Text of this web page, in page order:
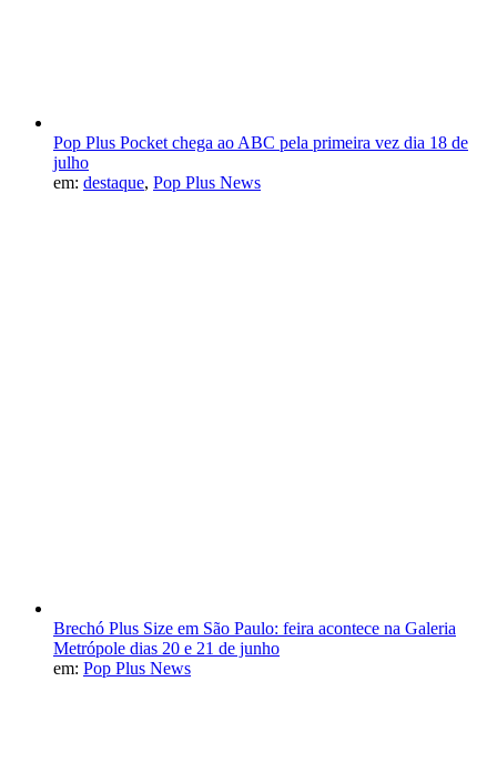
Pop Plus Pocket chega ao ABC pela primeira vez dia 18 de
julho
em: destaque, Pop Plus News
Brechó Plus Size em São Paulo: feira acontece na Galeria
Metrópole dias 20 e 21 de junho
em: Pop Plus News